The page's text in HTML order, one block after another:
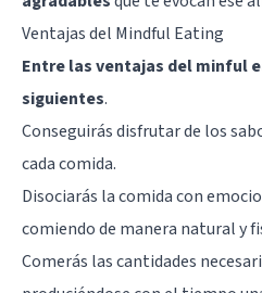
Ventajas del Mindful Eating
Entre las ventajas del minful
siguientes.
Conseguirás disfrutar de los
cada comida.
Disociarás la comida con
comiendo de manera natural y
Comerás las cantidades